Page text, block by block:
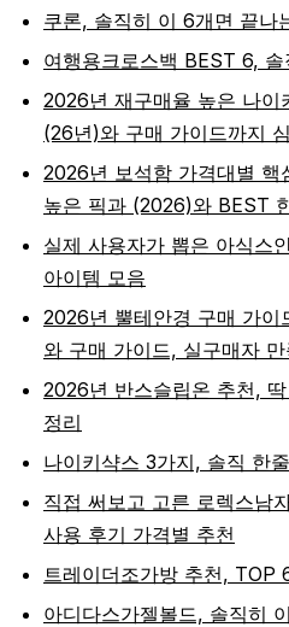
쿠론, 솔직히 이 6개면 끝나
여행용크로스백 BEST 6,
2026년 재구매율 높은 나
(26년)와 구매 가이드까지
2026년 보석함 가격대별
높은 픽과 (2026)와 BEST
실제 사용자가 뽑은 아식스
아이템 모음
2026년 뿔테안경 구매 가
와 구매 가이드, 실구매자
2026년 반스슬립온 추천,
정리
나이키샥스 3가지, 솔직 한
직접 써보고 고른 로렉스남
사용 후기 가격별 추천
트레이더조가방 추천, TOP
아디다스가젤볼드, 솔직히